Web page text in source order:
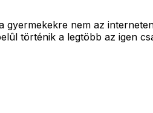
gyermekekre nem az
történik a legtöbb az igen